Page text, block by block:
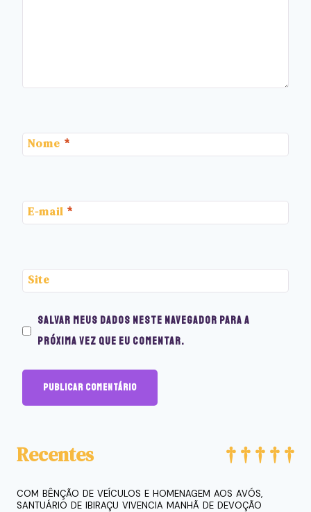
Nome *
E-mail *
Site
Salvar meus dados neste navegador para a
próxima vez que eu comentar.
Recentes
COM BÊNÇÃO DE VEÍCULOS E HOMENAGEM AOS AVÓS,
SANTUÁRIO DE IBIRAÇU VIVENCIA MANHÃ DE DEVOÇÃO